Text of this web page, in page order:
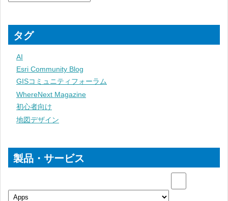
タグ
AI
Esri Community Blog
GISコミュニティフォーラム
WhereNext Magazine
初心者向け
地図デザイン
製品・サービス